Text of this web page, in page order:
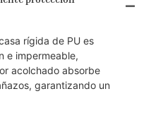
rígida de PU es
e impermeable,
acolchado absorbe
garantizando un